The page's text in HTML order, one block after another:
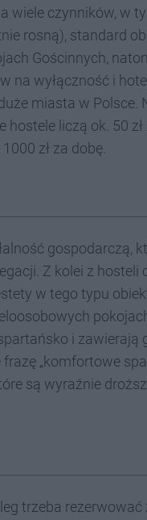
wiele czynników, w
rosną), standard
Gościnnych,
na wyłączność i
miasta w Polsce.
liczą ok. 50 zł
zł za dobę.
gospodarczą,
Z kolei z hosteli
w tego typu
i zawierają
„komfortowe
są wyraźnie
trzeba rezerwować